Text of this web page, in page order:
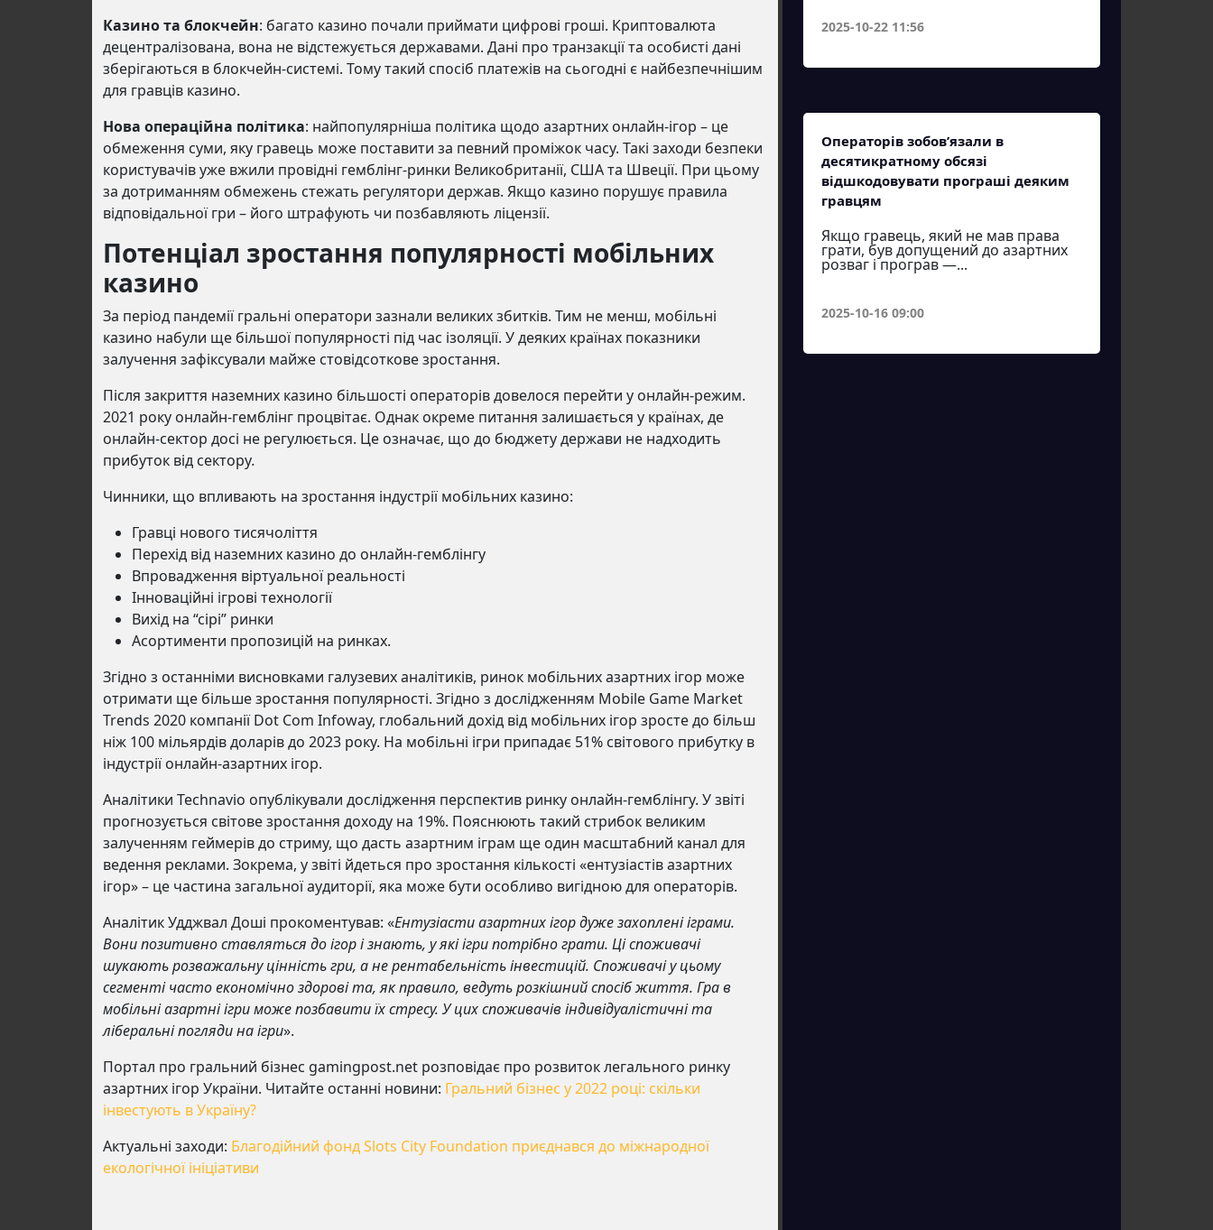
Казино та блокчейн: багато казино почали приймати цифрові гроші. Криптовалюта
децентралізована, вона не відстежується державами. Дані про транзакції та особисті дані
зберігаються в блокчейн-системі. Тому такий спосіб платежів на сьогодні є найбезпечнішим
для гравців казино.
Нова операційна політика: найпопулярніша політика щодо азартних онлайн-ігор – це
обмеження суми, яку гравець може поставити за певний проміжок часу. Такі заходи безпеки
користувачів уже вжили провідні гемблінг-ринки Великобританії, США та Швеції. При цьому
за дотриманням обмежень стежать регулятори держав. Якщо казино порушує правила
відповідальної гри – його штрафують чи позбавляють ліцензії.
Потенціал зростання популярності мобільних
казино
За період пандемії гральні оператори зазнали великих збитків. Тим не менш, мобільні
казино набули ще більшої популярності під час ізоляції. У деяких країнах показники
залучення зафіксували майже стовідсоткове зростання.
Після закриття наземних казино більшості операторів довелося перейти у онлайн-режим.
2021 року онлайн-гемблінг процвітає. Однак окреме питання залишається у країнах, де
онлайн-сектор досі не регулюється. Це означає, що до бюджету держави не надходить
прибуток від сектору.
Чинники, що впливають на зростання індустрії мобільних казино:
Гравці нового тисячоліття
Перехід від наземних казино до онлайн-гемблінгу
Впровадження віртуальної реальності
Інноваційні ігрові технології
Вихід на “сірі” ринки
Асортименти пропозицій на ринках.
Згідно з останніми висновками галузевих аналітиків, ринок мобільних азартних ігор може
отримати ще більше зростання популярності. Згідно з дослідженням Mobile Game Market
Trends 2020 компанії Dot Com Infoway, глобальний дохід від мобільних ігор зросте до більш
ніж 100 мільярдів доларів до 2023 року. На мобільні ігри припадає 51% світового прибутку в
індустрії онлайн-азартних ігор.
Аналітики Technavio опублікували дослідження перспектив ринку онлайн-гемблінгу. У звіті
прогнозується світове зростання доходу на 19%. Пояснюють такий стрибок великим
залученням геймерів до стриму, що дасть азартним іграм ще один масштабний канал для
ведення реклами. Зокрема, у звіті йдеться про зростання кількості «ентузіастів азартних
ігор» – це частина загальної аудиторії, яка може бути особливо вигідною для операторів.
Аналітик Удджвал Доші прокоментував: «Ентузіасти азартних ігор дуже захоплені іграми.
Вони позитивно ставляться до ігор і знають, у які ігри потрібно грати. Ці споживачі
шукають розважальну цінність гри, а не рентабельність інвестицій. Споживачі у цьому
сегменті часто економічно здорові та, як правило, ведуть розкішний спосіб життя. Гра в
мобільні азартні ігри може позбавити їх стресу. У цих споживачів індивідуалістичні та
ліберальні погляди на ігри».
Портал про гральний бізнес gamingpost.net розповідає про розвиток легального ринку
азартних ігор України. Читайте останні новини: Гральний бізнес у 2022 році: скільки
інвестують в Україну?
Актуальні заходи: Благодійний фонд Slots City Foundation приєднався до міжнародної
екологічної ініціативи
2025-10-22 11:56
Операторів зобов’язали в
десятикратному обсязі
відшкодовувати програші деяким
гравцям
Якщо гравець, який не мав права
грати, був допущений до азартних
розваг і програв —...
2025-10-16 09:00